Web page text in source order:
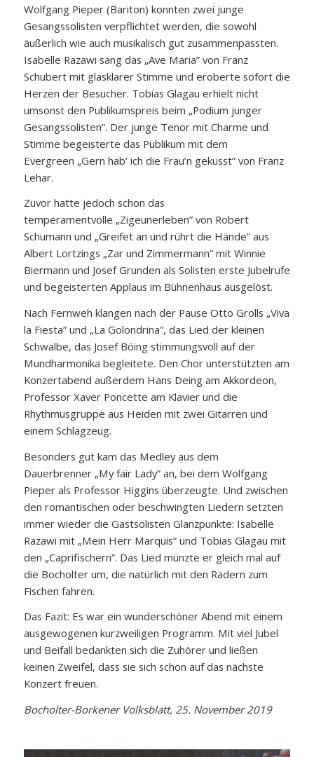
Wolfgang Pieper (Bariton) konnten zwei junge
Gesangssolisten verpflichtet werden, die sowohl
äußerlich wie auch musikalisch gut zusammenpassten.
Isabelle Razawi sang das „Ave Maria” von Franz
Schubert mit glasklarer Stimme und eroberte sofort die
Herzen der Besucher. Tobias Glagau erhielt nicht
umsonst den Publikumspreis beim „Podium junger
Gesangssolisten”. Der junge Tenor mit Charme und
Stimme begeisterte das Publikum mit dem
Evergreen „Gern hab‘ ich die Frau’n geküsst” von Franz
Lehar.
Zuvor hatte jedoch schon das
temperamentvolle „Zigeunerleben” von Robert
Schumann und „Greifet an und rührt die Hände” aus
Albert Lortzings „Zar und Zimmermann” mit Winnie
Biermann und Josef Grunden als Solisten erste Jubelrufe
und begeisterten Applaus im Bühnenhaus ausgelöst.
Nach Fernweh klangen nach der Pause Otto Grolls „Viva
la Fiesta” und „La Golondrina”, das Lied der kleinen
Schwalbe, das Josef Böing stimmungsvoll auf der
Mundharmonika begleitete. Den Chor unterstützten am
Konzertabend außerdem Hans Deing am Akkordeon,
Professor Xaver Poncette am Klavier und die
Rhythmusgruppe aus Heiden mit zwei Gitarren und
einem Schlagzeug.
Besonders gut kam das Medley aus dem
Dauerbrenner „My fair Lady” an, bei dem Wolfgang
Pieper als Professor Higgins überzeugte. Und zwischen
den romantischen oder beschwingten Liedern setzten
immer wieder die Gastsolisten Glanzpunkte: Isabelle
Razawi mit „Mein Herr Marquis” und Tobias Glagau mit
den „Caprifischern”. Das Lied münzte er gleich mal auf
die Bocholter um, die natürlich mit den Rädern zum
Fischen fahren.
Das Fazit: Es war ein wunderschöner Abend mit einem
ausgewogenen kurzweiligen Programm. Mit viel Jubel
und Beifall bedankten sich die Zuhörer und ließen
keinen Zweifel, dass sie sich schon auf das nächste
Konzert freuen.
Bocholter-Borkener Volksblatt, 25. November 2019